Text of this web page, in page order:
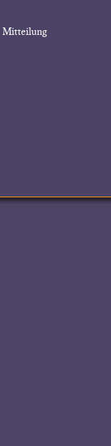
Mitteilung